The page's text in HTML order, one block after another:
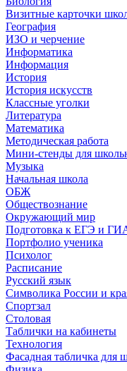
Визитные карточки
География
ИЗО и черчение
Информатика
Информация
История
История искусств
Классные уголки
Литература
Математика
Методическая работа
Мини-стенды для
Музыка
Начальная школа
ОБЖ
Обществознание
Окружающий мир
Подготовка к ЕГЭ и
Портфолио ученика
Психолог
Расписание
Русский язык
Символика России и
Спортзал
Столовая
Таблички на кабинеты
Технология
Фасадная табличка для